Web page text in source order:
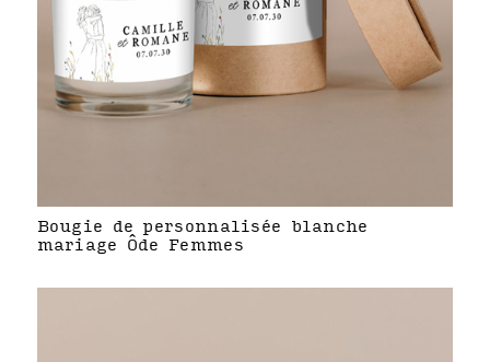
Bougie de personnalisée blanche
mariage Ôde Femmes